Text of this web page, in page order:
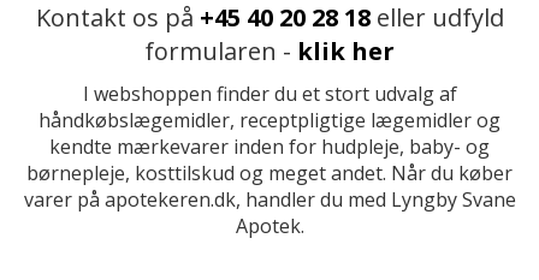
Kontakt os på +45 40 20 28 18eller udfyld
formularen - klik her
I webshoppen finder du et stort udvalg af
håndkøbslægemidler, receptpligtige lægemidler og
kendte mærkevarer inden for hudpleje, baby- og
børnepleje, kosttilskud og meget andet. Når du køber
varer på apotekeren.dk, handler du med Lyngby Svane
Apotek.